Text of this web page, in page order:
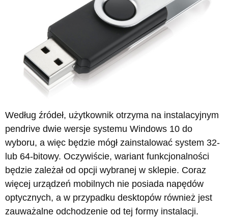
Według źródeł, użytkownik otrzyma na instalacyjnym
pendrive dwie wersje systemu Windows 10 do
wyboru, a więc będzie mógł zainstalować system 32-
lub 64-bitowy. Oczywiście, wariant funkcjonalności
będzie zależał od opcji wybranej w sklepie. Coraz
więcej urządzeń mobilnych nie posiada napędów
optycznych, a w przypadku desktopów również jest
zauważalne odchodzenie od tej formy instalacji.